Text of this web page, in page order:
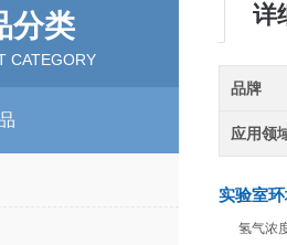
分类
CATEGORY
详
品牌
应用领
实验室
氢气浓度